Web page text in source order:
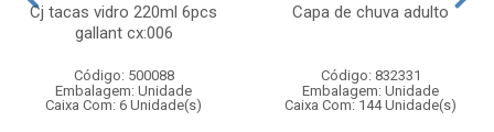
Cj tacas vidro 220ml 6pcs
gallant cx:006
Código: 500088
Embalagem: Unidade
Caixa Com: 6 Unidade(s)
Capa de chuva adulto
Código: 832331
Embalagem: Unidade
Caixa Com: 144 Unidade(s)